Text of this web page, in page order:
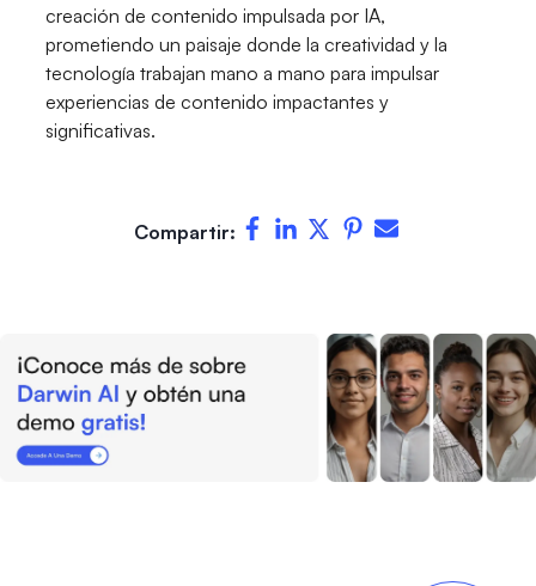
creación de contenido impulsada por IA,
prometiendo un paisaje donde la creatividad y la
tecnología trabajan mano a mano para impulsar
experiencias de contenido impactantes y
significativas.
Compartir: